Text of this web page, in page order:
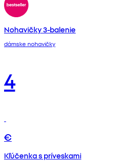
Nohavičky 3-balenie
dámske nohavičky
4
€
Kľúčenka s príveskami